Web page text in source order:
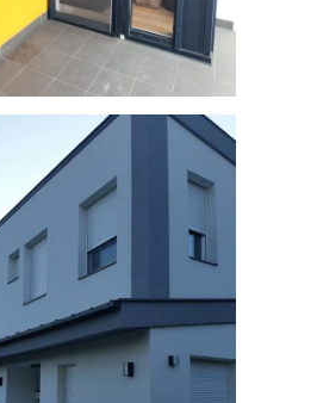
Vakolható tokos
műanyag redőny